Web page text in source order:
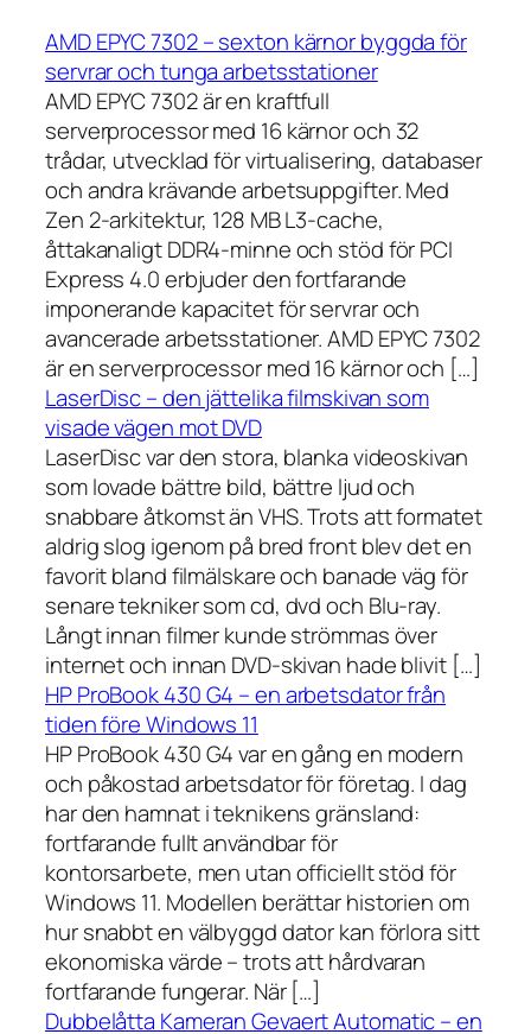
AMD EPYC 7302 – sexton kärnor byggda för
servrar och tunga arbetsstationer
AMD EPYC 7302 är en kraftfull
serverprocessor med 16 kärnor och 32
trådar, utvecklad för virtualisering, databaser
och andra krävande arbetsuppgifter. Med
Zen 2-arkitektur, 128 MB L3-cache,
åttakanaligt DDR4-minne och stöd för PCI
Express 4.0 erbjuder den fortfarande
imponerande kapacitet för servrar och
avancerade arbetsstationer. AMD EPYC 7302
är en serverprocessor med 16 kärnor och […]
LaserDisc – den jättelika filmskivan som
visade vägen mot DVD
LaserDisc var den stora, blanka videoskivan
som lovade bättre bild, bättre ljud och
snabbare åtkomst än VHS. Trots att formatet
aldrig slog igenom på bred front blev det en
favorit bland filmälskare och banade väg för
senare tekniker som cd, dvd och Blu-ray.
Långt innan filmer kunde strömmas över
internet och innan DVD-skivan hade blivit […]
HP ProBook 430 G4 – en arbetsdator från
tiden före Windows 11
HP ProBook 430 G4 var en gång en modern
och påkostad arbetsdator för företag. I dag
har den hamnat i teknikens gränsland:
fortfarande fullt användbar för
kontorsarbete, men utan officiellt stöd för
Windows 11. Modellen berättar historien om
hur snabbt en välbyggd dator kan förlora sitt
ekonomiska värde – trots att hårdvaran
fortfarande fungerar. När […]
Dubbelåtta Kameran Gevaert Automatic – en